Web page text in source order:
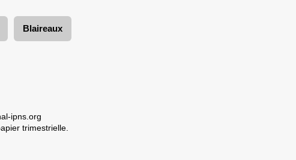
Blaireaux
ipns.org
trimestrielle.